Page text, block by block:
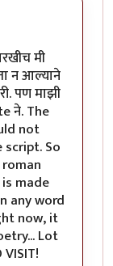
मी
न आल्याने
पण माझी
ने. The
not
So
made
any word
now, it
Lot